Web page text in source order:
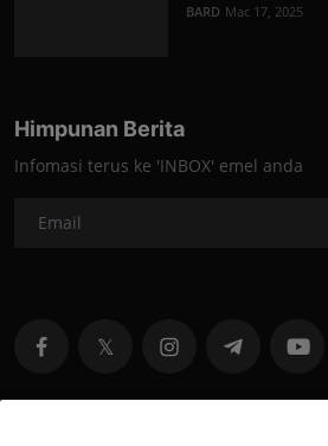
BARD Mac 17, 2025
Himpunan Berita
Infomasi terus ke 'INBOX' emel anda